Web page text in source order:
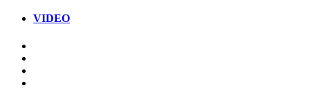
VIDEO